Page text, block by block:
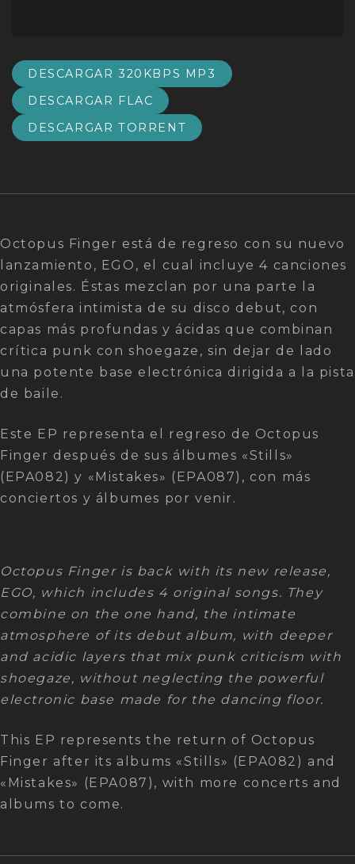
DESCARGAR 320KBPS MP3
DESCARGAR FLAC
DESCARGAR TORRENT
Octopus Finger está de regreso con su nuevo
lanzamiento, EGO, el cual incluye 4 canciones
originales. Éstas mezclan por una parte la
atmósfera intimista de su disco debut, con
capas más profundas y ácidas que combinan
crítica punk con shoegaze, sin dejar de lado
una potente base electrónica dirigida a la pista
de baile.
Este EP representa el regreso de Octopus
Finger después de sus álbumes «Stills»
(EPA082) y «Mistakes» (EPA087), con más
conciertos y álbumes por venir.
Octopus Finger is back with its new release,
EGO, which includes 4 original songs. They
combine on the one hand, the intimate
atmosphere of its debut album, with deeper
and acidic layers that mix punk criticism with
shoegaze, without neglecting the powerful
electronic base made for the dancing floor.
This EP represents the return of Octopus
Finger after its albums «Stills» (EPA082) and
«Mistakes» (EPA087), with more concerts and
albums to come.